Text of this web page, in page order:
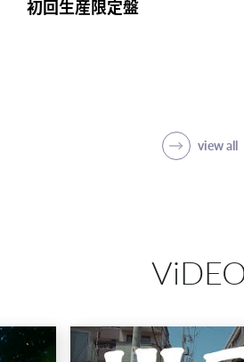
初回生産限定盤
初回生産限定盤
初回生産限定盤
突破
初回生産限定盤(1CD＋5Blu-
view all